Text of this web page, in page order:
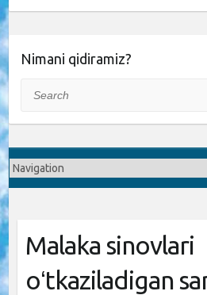
Nimani qidiramiz?
Malaka sinovlari
oʻtkaziladigan